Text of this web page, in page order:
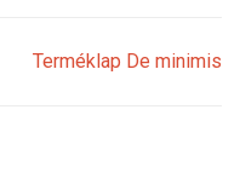
Terméklap De minimis